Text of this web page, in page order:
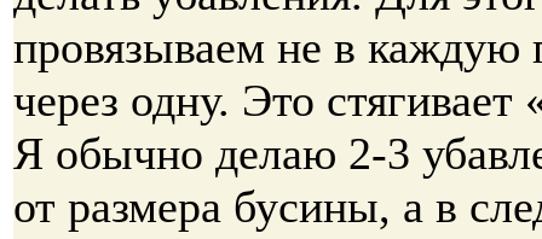
провязываем не в каждую
через одну. Это
Я обычно делаю 2-3
от размера бусины, а в